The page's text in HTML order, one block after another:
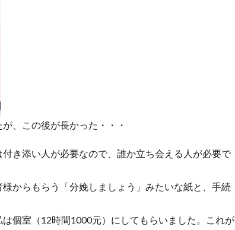
、この後が長かった・・・
き添い人が必要なので、誰か立ち会える人が必要で
からもらう「分娩しましょう」みたいな紙と、手続
個室（12時間1000元）にしてもらいました。これが